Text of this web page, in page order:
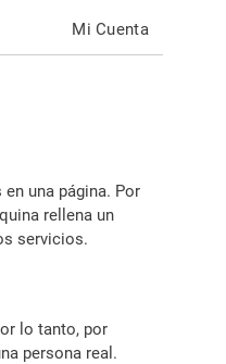
Mi Cuenta
una página. Por
rellena un
servicios.
lo tanto, por
persona real.